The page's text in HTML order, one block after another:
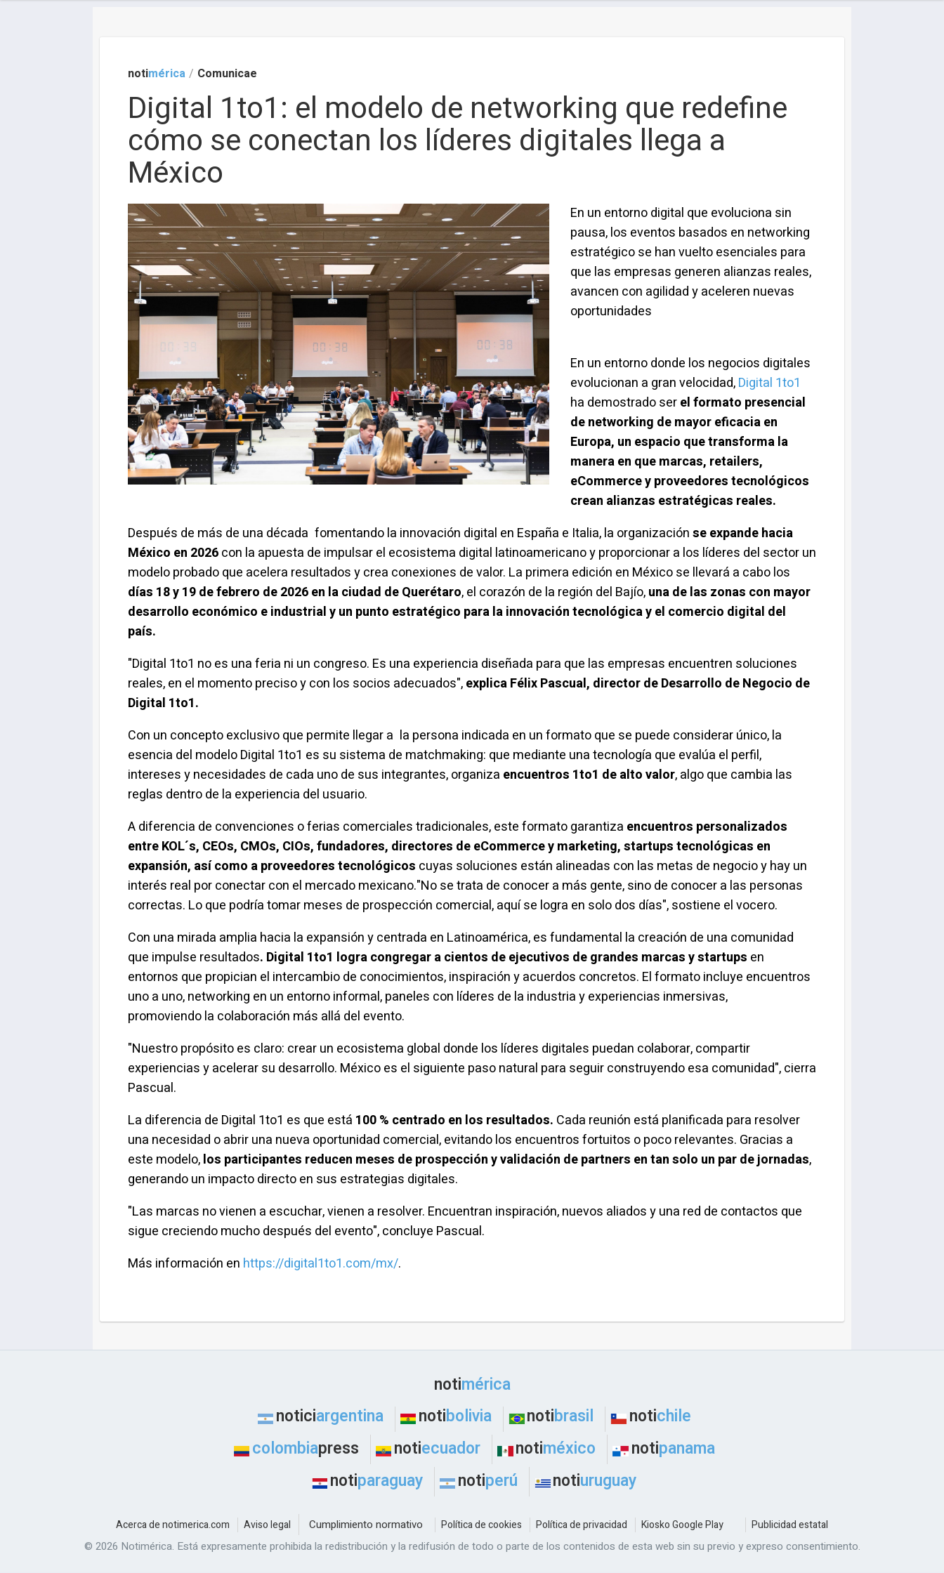
notimérica / Comunicae
Digital 1to1: el modelo de networking que redefine
cómo se conectan los líderes digitales llega a
México
En un entorno digital que evoluciona sin
pausa, los eventos basados en networking
estratégico se han vuelto esenciales para
que las empresas generen alianzas reales,
avancen con agilidad y aceleren nuevas
oportunidades
En un entorno donde los negocios digitales
evolucionan a gran velocidad,Digital 1to1
ha demostrado serel formato presencial
denetworking de mayor eficacia en
Europa, un espacio que transforma la
manera en que marcas, retailers,
eCommerce y proveedores tecnológicos
crean alianzas estratégicas reales.
Después de más de una década fomentando la innovación digital en España e Italia, la organizaciónse expande hacia
México en 2026con la apuesta de impulsar el ecosistema digital latinoamericano y proporcionar a los líderes del sector un
modelo probado que acelera resultados y crea conexiones de valor. La primera edición en México se llevará a cabo los
días 18 y 19 de febrero de 2026 en la ciudad de Querétaro, el corazón de la región del Bajío,una de las zonas con mayor
desarrollo económico e industrial y un punto estratégico para la innovación tecnológica y el comercio digital del
país.
"Digital 1to1 no es una feria ni un congreso. Es una experiencia diseñada para que las empresas encuentren soluciones
reales, en el momento preciso y con los socios adecuados",explica Félix Pascual, director de Desarrollo de Negocio de
Digital 1to1.
Con un concepto exclusivo que permite llegar a la persona indicada en un formato que se puede considerar único, la
esencia del modelo Digital 1to1 es su sistema de matchmaking: que mediante una tecnología que evalúa el perfil,
intereses y necesidades de cada uno de sus integrantes, organiza encuentros 1to1 de alto valor, algo que cambia las
reglas dentro de la experiencia del usuario.
A diferencia de convenciones o ferias comerciales tradicionales, este formato garantiza encuentros personalizados
entre KOL´s, CEOs, CMOs, CIOs, fundadores, directores de eCommerce ymarketing,startupstecnológicas en
expansión, así como a proveedores tecnológicos cuyas soluciones están alineadas con las metas de negocio y hay un
interés real por conectar con el mercado mexicano."No se trata de conocer a más gente, sino de conocer a las personas
correctas. Lo que podría tomar meses de prospección comercial, aquí se logra en solo dos días", sostiene el vocero.
Con una mirada amplia hacia la expansión y centrada en Latinoamérica, es fundamental la creación de una comunidad
que impulse resultados. Digital 1to1 logra congregar a cientos de ejecutivos de grandes marcas ystartups en
entornos que propician el intercambio de conocimientos, inspiración y acuerdos concretos. El formato incluye encuentros
uno a uno,networking en un entorno informal, paneles con líderes de la industria y experiencias inmersivas,
promoviendo la colaboración más allá del evento.
"Nuestro propósito es claro: crear un ecosistema global donde los líderes digitales puedan colaborar, compartir
experiencias y acelerar su desarrollo. México es el siguiente paso natural para seguir construyendo esa comunidad", cierra
Pascual.
La diferencia de Digital 1to1 es que está 100 % centrado en los resultados. Cada reunión está planificada para resolver
una necesidad o abrir una nueva oportunidad comercial, evitando los encuentros fortuitos o poco relevantes. Gracias a
este modelo,los participantes reducen meses de prospección y validación departners en tan solo un par de jornadas,
generando un impacto directo en sus estrategias digitales.
"Las marcas no vienen a escuchar, vienen a resolver. Encuentran inspiración, nuevos aliados y una red de contactos que
sigue creciendo mucho después del evento", concluye Pascual.
Más información en https://digital1to1.com/mx/.
notimérica
noticiargentina notibolivia notibrasil notichile
colombiapress notiecuador notiméxico notipanama
notiparaguay notiperú notiuruguay
Acerca de notimerica.com Aviso legal Cumplimiento normativo Política de cookies Política de privacidad Kiosko Google Play Publicidad estatal
© 2026 Notimérica. Está expresamente prohibida la redistribución y la redifusión de todo o parte de los contenidos de esta web sin su previo y expreso consentimiento.